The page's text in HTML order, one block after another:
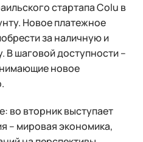
стартапа Colu в
Новое платежное
за наличную и
В шаговой доступности –
новое
во вторник выступает
– мировая экономика,